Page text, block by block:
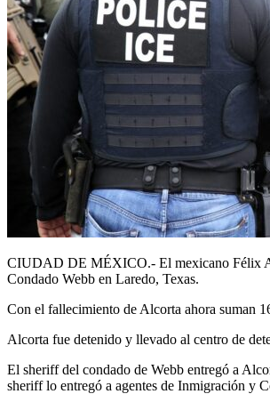
CIUDAD DE MÉXICO.- El mexicano Félix
Condado Webb en Laredo, Texas.
Con el fallecimiento de Alcorta ahora suman
Alcorta fue detenido y llevado al centro de
El sheriff del condado de Webb entregó a
sheriff lo entregó a agentes de Inmigración y